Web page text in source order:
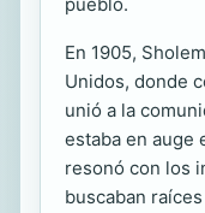
pueblo.
En 1905,
Unidos, donde
unió a la
estaba en auge
resonó con los
buscaban